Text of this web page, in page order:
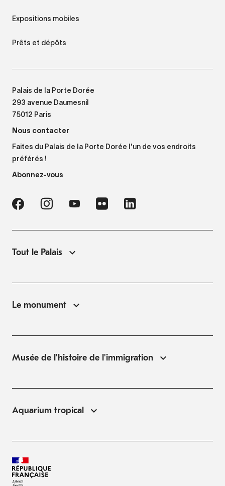
Expositions mobiles
Prêts et dépôts
Palais de la Porte Dorée
293 avenue Daumesnil
75012 Paris
Nous contacter
Faites du Palais de la Porte Dorée l'un de vos endroits
préférés !
Abonnez-vous
Tout le Palais
Le monument
Musée de l'histoire de l'immigration
Aquarium tropical